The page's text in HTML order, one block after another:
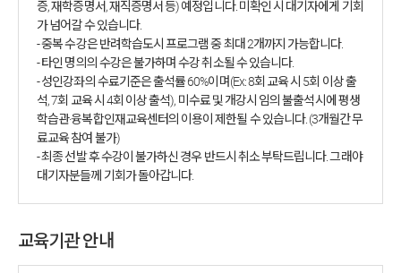
증, 재학증명서, 재직증명서 등) 예정입니다. 미확인 시 대기자에게 기회
가 넘어갈 수 있습니다.
- 중복 수강은 반려학습도시 프로그램 중 최대 2개까지 가능합니다.
- 타인 명의의 수강은 불가하며 수강 취소될 수 있습니다.
- 성인강좌의 수료기준은 출석률 60%이며(Ex: 8회 교육 시 5회 이상 출
석, 7회 교육 시 4회 이상 출석), 미수료 및 개강시 임의 불출석시에 평생
학습관·융복합인재교육센터의 이용이 제한될 수 있습니다. (3개월간 무
료교육 참여 불가)
- 최종 선발 후 수강이 불가하신 경우 반드시 취소 부탁드립니다. 그래야
대기자분들께 기회가 돌아갑니다.
교육기관 안내